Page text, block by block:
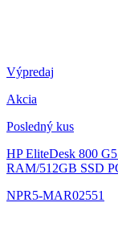
Výpredaj
Akcia
Posledný kus
HP EliteDesk 800
RAM/512GB SSD
NPR5-MAR02551